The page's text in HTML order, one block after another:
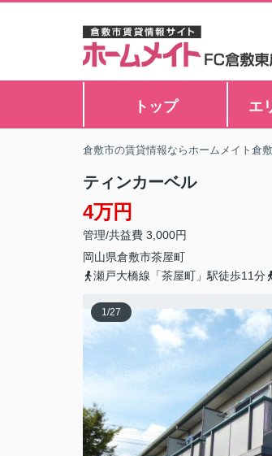
トップ エ
倉敷市の賃貸情報ならホームメイト倉
ティンカーベル
4万円
管理/共益費 3,000円
岡山県倉敷市茶屋町
瀬戸大橋線「茶屋町」駅徒歩11分
1/27